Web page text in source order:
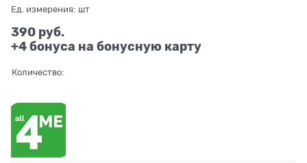
Ед. измерения: шт
390 руб.
+4 бонуса на бонусную карту
Количество: